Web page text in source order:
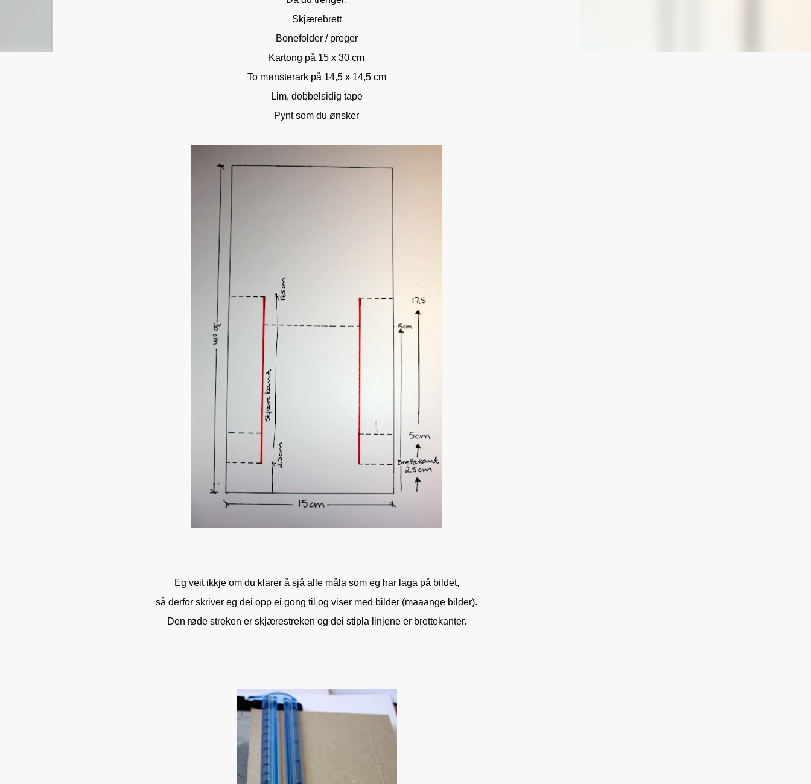
Skjærebrett
Bonefolder / preger
Kartong på 15 x 30 cm
To mønsterark på 14,5 x 14,5 cm
Lim, dobbelsidig tape
Pynt som du ønsker
Eg veit ikkje om du klarer å sjå alle måla som eg har laga på bildet,
så derfor skriver eg dei opp ei gong til og viser med bilder (maaange bilder).
Den røde streken er skjærestreken og dei stipla linjene er brettekanter.